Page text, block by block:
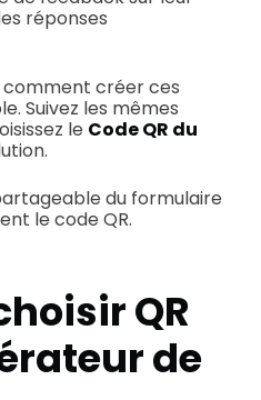
réponses
comment créer ces
Suivez les mêmes
le Code QR du
du formulaire
le code QR.
QR
de